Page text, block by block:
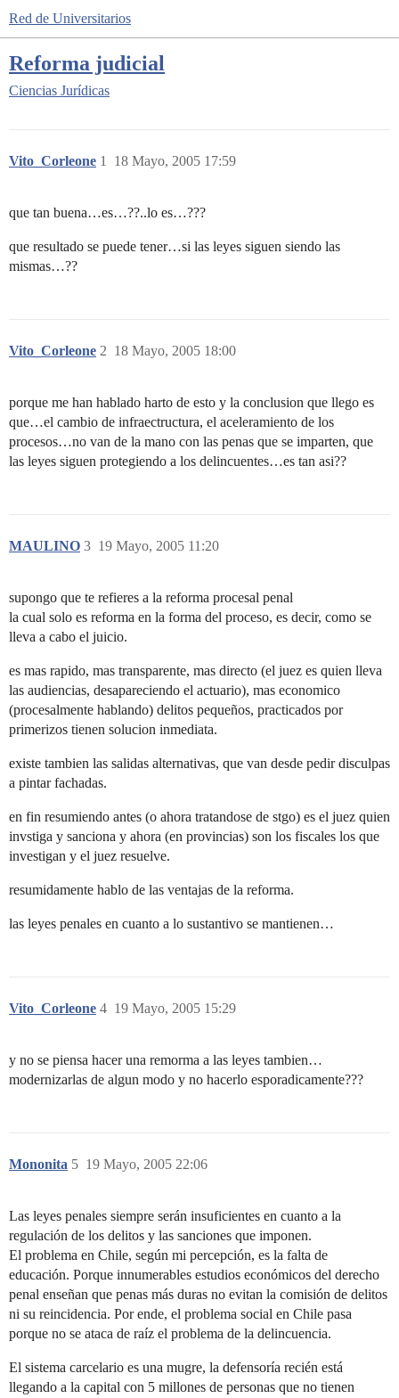
Red de Universitarios
Reforma judicial
Ciencias Jurídicas
Vito_Corleone 18 Mayo, 2005 17:59
1
que tan buena…es…??..lo es…???
que resultado se puede tener…si las leyes siguen siendo las
mismas…??
Vito_Corleone 18 Mayo, 2005 18:00
2
porque me han hablado harto de esto y la conclusion que llego es
que…el cambio de infraectructura, el aceleramiento de los
procesos…no van de la mano con las penas que se imparten, que
las leyes siguen protegiendo a los delincuentes…es tan asi??
MAULINO 19 Mayo, 2005 11:20
3
supongo que te refieres a la reforma procesal penal
la cual solo es reforma en la forma del proceso, es decir, como se
lleva a cabo el juicio.
es mas rapido, mas transparente, mas directo (el juez es quien lleva
las audiencias, desapareciendo el actuario), mas economico
(procesalmente hablando) delitos pequeños, practicados por
primerizos tienen solucion inmediata.
existe tambien las salidas alternativas, que van desde pedir disculpas
a pintar fachadas.
en fin resumiendo antes (o ahora tratandose de stgo) es el juez quien
invstiga y sanciona y ahora (en provincias) son los fiscales los que
investigan y el juez resuelve.
resumidamente hablo de las ventajas de la reforma.
las leyes penales en cuanto a lo sustantivo se mantienen…
Vito_Corleone 19 Mayo, 2005 15:29
4
y no se piensa hacer una remorma a las leyes tambien…
modernizarlas de algun modo y no hacerlo esporadicamente???
Mononita 19 Mayo, 2005 22:06
5
Las leyes penales siempre serán insuficientes en cuanto a la
regulación de los delitos y las sanciones que imponen.
El problema en Chile, según mi percepción, es la falta de
educación. Porque innumerables estudios económicos del derecho
penal enseñan que penas más duras no evitan la comisión de delitos
ni su reincidencia. Por ende, el problema social en Chile pasa
porque no se ataca de raíz el problema de la delincuencia.
El sistema carcelario es una mugre, la defensoría recién está
llegando a la capital con 5 millones de personas que no tienen